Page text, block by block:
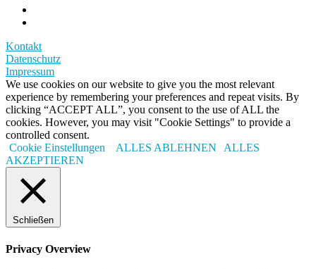
Kontakt
Datenschutz
Impressum
We use cookies on our website to give you the most relevant
experience by remembering your preferences and repeat visits. By
clicking “ACCEPT ALL”, you consent to the use of ALL the
cookies. However, you may visit "Cookie Settings" to provide a
controlled consent.
Cookie Einstellungen
ALLES ABLEHNEN
ALLES
AKZEPTIEREN
Schließen
Privacy Overview